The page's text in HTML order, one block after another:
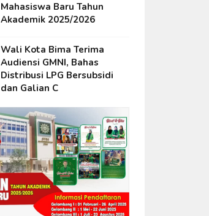
Mahasiswa Baru Tahun
Akademik 2025/2026
Wali Kota Bima Terima
Audiensi GMNI, Bahas
Distribusi LPG Bersubsidi
dan Galian C